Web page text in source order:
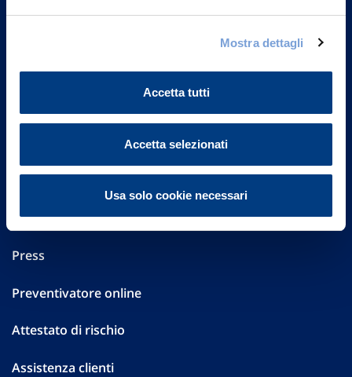
Mostra dettagli
Accetta tutti
Accetta selezionati
Usa solo cookie necessari
Sostenibilità
Performances
Press
Preventivatore online
Attestato di rischio
Assistenza clienti